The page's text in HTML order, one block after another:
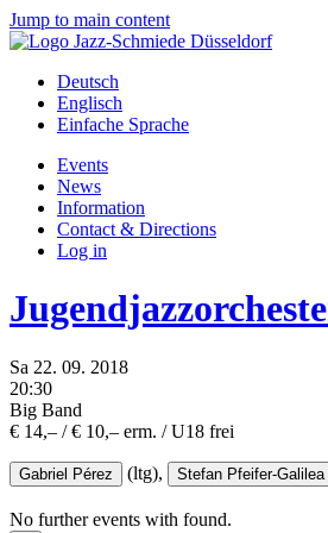
Jump to main content
Deutsch
Englisch
Einfache Sprache
Events
News
Information
Contact & Directions
Log in
Sa 22. 09. 2018
20:30
Big Band
€ 14,– / € 10,– erm. / U18 frei
Gabriel Pérez (ltg), Stefan Pfeifer-Galilea
No further events with found.